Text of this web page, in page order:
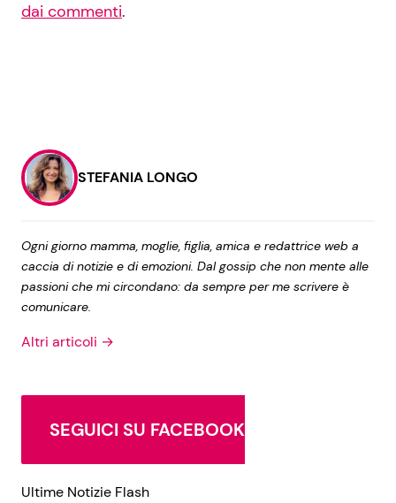
dai commenti.
STEFANIA LONGO
Ogni giorno mamma, moglie, figlia, amica e redattrice web a
caccia di notizie e di emozioni. Dal gossip che non mente alle
passioni che mi circondano: da sempre per me scrivere è
comunicare.
Altri articoli →
SEGUICI SU FACEBOOK
Ultime Notizie Flash